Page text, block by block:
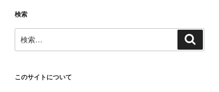
ら
や
延
命
の
検索
索:
このサイトについて